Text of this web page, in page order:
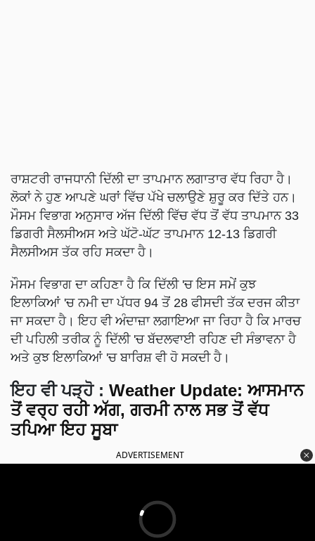
ਰਾਸ਼ਟਰੀ ਰਾਜਧਾਨੀ ਦਿੱਲੀ ਦਾ ਤਾਪਮਾਨ ਲਗਾਤਾਰ ਵੱਧ ਰਿਹਾ ਹੈ।
ਲੋਕਾਂ ਨੇ ਹੁਣ ਆਪਣੇ ਘਰਾਂ ਵਿੱਚ ਪੱਖੇ ਚਲਾਉਣੇ ਸ਼ੁਰੂ ਕਰ ਦਿੱਤੇ ਹਨ।
ਮੌਸਮ ਵਿਭਾਗ ਅਨੁਸਾਰ ਅੱਜ ਦਿੱਲੀ ਵਿੱਚ ਵੱਧ ਤੋਂ ਵੱਧ ਤਾਪਮਾਨ 33
ਡਿਗਰੀ ਸੈਲਸੀਅਸ ਅਤੇ ਘੱਟੋ-ਘੱਟ ਤਾਪਮਾਨ 12-13 ਡਿਗਰੀ
ਸੈਲਸੀਅਸ ਤੱਕ ਰਹਿ ਸਕਦਾ ਹੈ।
ਮੌਸਮ ਵਿਭਾਗ ਦਾ ਕਹਿਣਾ ਹੈ ਕਿ ਦਿੱਲੀ 'ਚ ਇਸ ਸਮੇਂ ਕੁਝ
ਇਲਾਕਿਆਂ 'ਚ ਨਮੀ ਦਾ ਪੱਧਰ 94 ਤੋਂ 28 ਫੀਸਦੀ ਤੱਕ ਦਰਜ ਕੀਤਾ
ਜਾ ਸਕਦਾ ਹੈ। ਇਹ ਵੀ ਅੰਦਾਜ਼ਾ ਲਗਾਇਆ ਜਾ ਰਿਹਾ ਹੈ ਕਿ ਮਾਰਚ
ਦੀ ਪਹਿਲੀ ਤਰੀਕ ਨੂੰ ਦਿੱਲੀ 'ਚ ਬੱਦਲਵਾਈ ਰਹਿਣ ਦੀ ਸੰਭਾਵਨਾ ਹੈ
ਅਤੇ ਕੁਝ ਇਲਾਕਿਆਂ 'ਚ ਬਾਰਿਸ਼ ਵੀ ਹੋ ਸਕਦੀ ਹੈ।
ਇਹ ਵੀ ਪੜ੍ਹੋ : Weather Update: ਆਸਮਾਨ
ਤੋਂ ਵਰ੍ਹ ਰਹੀ ਅੱਗ, ਗਰਮੀ ਨਾਲ ਸਭ ਤੋਂ ਵੱਧ
ਤਪਿਆ ਇਹ ਸੂਬਾ
ADVERTISEMENT